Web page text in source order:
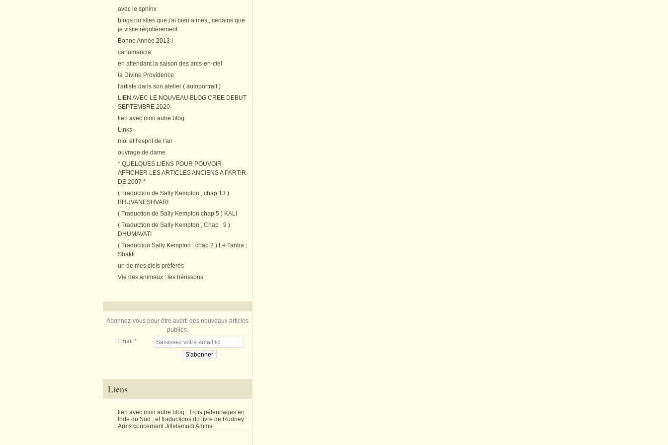
avec le sphinx
blogs ou sites que j'ai bien aimés , certains que
je visite régulièrement
Bonne Année 2013 !
cartomancie
en attendant la saison des arcs-en-ciel
la Divine Providence
l'artiste dans son atelier ( autoportrait )
LIEN AVEC LE NOUVEAU BLOG CREE DEBUT
SEPTEMBRE 2020
lien avec mon autre blog
Links
moi et l'esprit de l'air
ouvrage de dame
* QUELQUES LIENS POUR POUVOIR
AFFICHER LES ARTICLES ANCIENS A PARTIR
DE 2007 *
( Traduction de Sally Kempton , chap 13 )
BHUVANESHVARI
( Traduction de Sally Kempton chap 5 ) KALI
( Traduction de Sally Kempton , Chap . 9 )
DHUMAVATI
( Traduction Sally Kempton , chap 2 ) Le Tantra ;
Shakti
un de mes ciels préférés
Vie des animaux : les hérissons
Abonnez-vous pour être averti des nouveaux articles
publiés.
Email
Liens
lien avec mon autre blog : Trois pélerinages en
Inde du Sud , et traductions du livre de Rodney
Arms concernant Jillelamudi Amma